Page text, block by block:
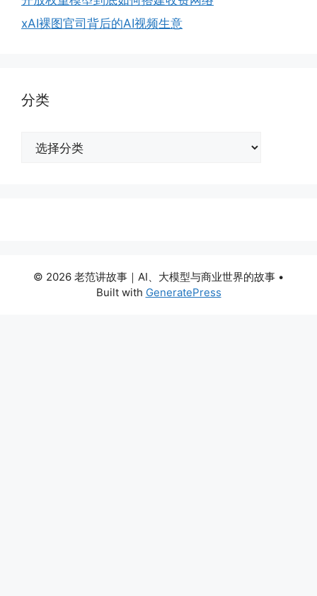
xAI裸图官司背后的AI视频生意
分类
© 2026 老范讲故事｜AI、大模型与商业世界的故事 •
Built with GeneratePress